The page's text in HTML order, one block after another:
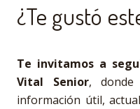
¿Te gustó
Te invitamos a
Vital Senior, donde
información útil,